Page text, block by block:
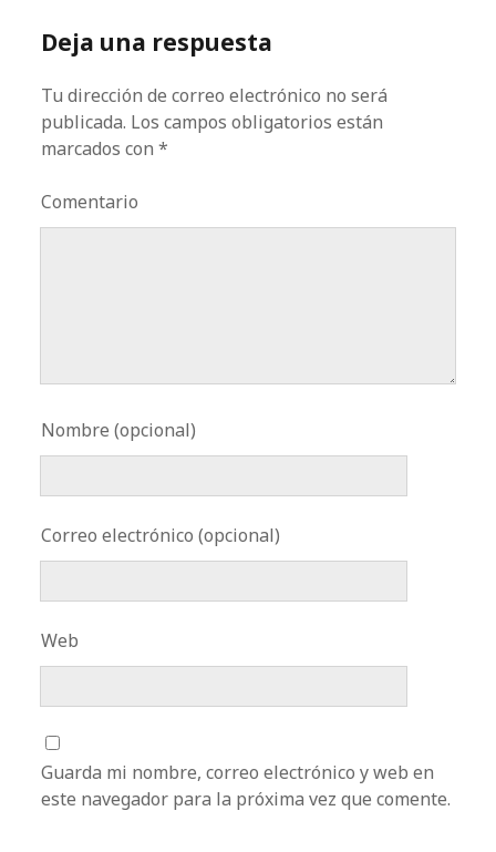
Deja una respuesta
Tu dirección de correo electrónico no será
publicada. Los campos obligatorios están
marcados con*
Comentario
Nombre (opcional)
Correo electrónico (opcional)
Web
Guarda mi nombre, correo electrónico y web en
este navegador para la próxima vez que comente.